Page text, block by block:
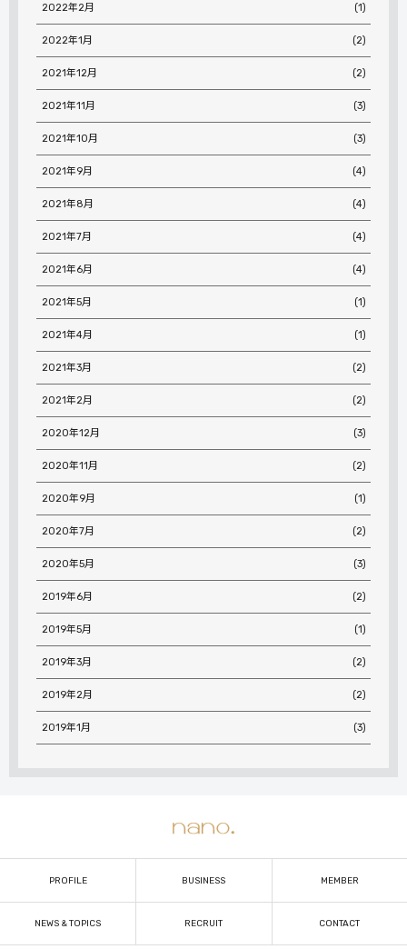
2022年2月 (1)
2022年1月 (2)
2021年12月 (2)
2021年11月 (3)
2021年10月 (3)
2021年9月 (4)
2021年8月 (4)
2021年7月 (4)
2021年6月 (4)
2021年5月 (1)
2021年4月 (1)
2021年3月 (2)
2021年2月 (2)
2020年12月 (3)
2020年11月 (2)
2020年9月 (1)
2020年7月 (2)
2020年5月 (3)
2019年6月 (2)
2019年5月 (1)
2019年3月 (2)
2019年2月 (2)
2019年1月 (3)
PROFILE BUSINESS MEMBER
NEWS & TOPICS RECRUIT CONTACT